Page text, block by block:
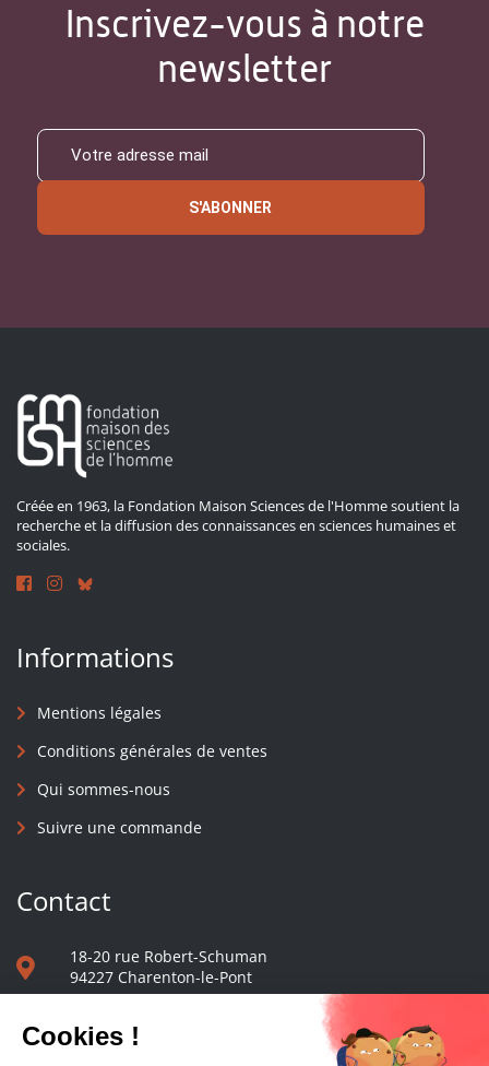
Inscrivez-vous à notre
newsletter
S'ABONNER
Créée en 1963, la Fondation Maison Sciences de l'Homme soutient la
recherche et la diffusion des connaissances en sciences humaines et
sociales.
Informations
Mentions légales
Conditions générales de ventes
Qui sommes-nous
Suivre une commande
Contact
18-20 rue Robert-Schuman
94227 Charenton-le-Pont